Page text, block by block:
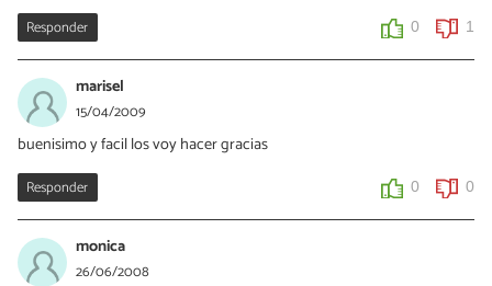
Responder 0 1
marisel
15/04/2009
buenisimo y facil los voy hacer gracias
Responder 0 0
monica
26/06/2008